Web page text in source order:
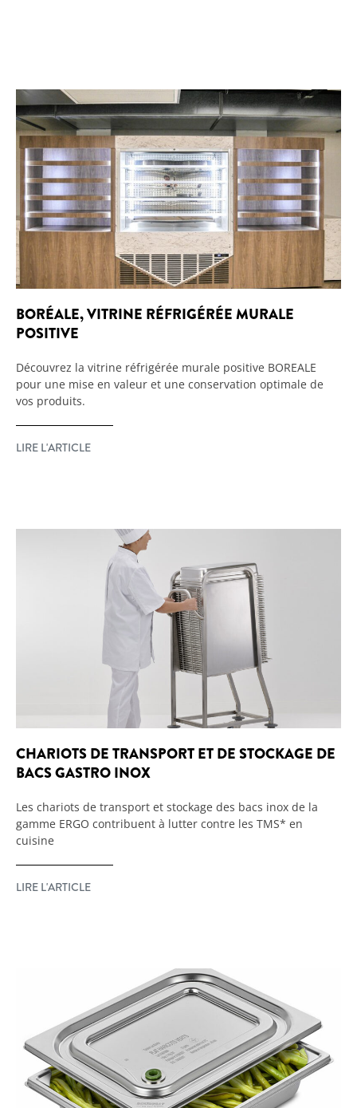
BORÉALE, VITRINE RÉFRIGÉRÉE MURALE
POSITIVE
Découvrez la vitrine réfrigérée murale positive BOREALE
pour une mise en valeur et une conservation optimale de
vos produits.
LIRE L'ARTICLE
CHARIOTS DE TRANSPORT ET DE STOCKAGE DE
BACS GASTRO INOX
Les chariots de transport et stockage des bacs inox de la
gamme ERGO contribuent à lutter contre les TMS* en
cuisine
LIRE L'ARTICLE